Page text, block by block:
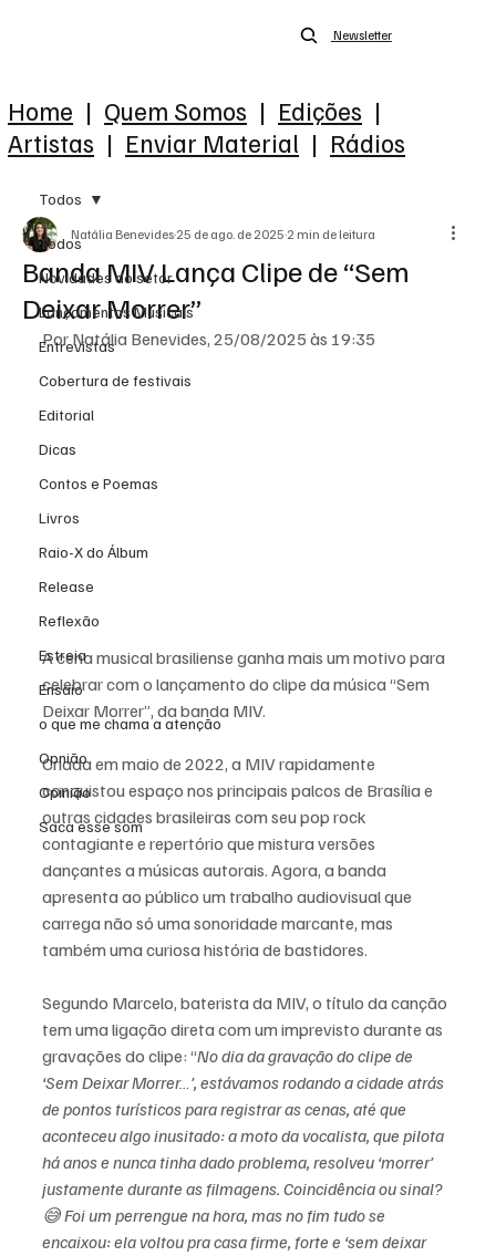
Newsletter
Home | Quem Somos | Edições |
Artistas | Enviar Material | Rádios
Todos
Novidades do setor
Lançamentos Musicais
Entrevistas
Cobertura de festivais
Editorial
Dicas
Contos e Poemas
Livros
Raio-X do Álbum
Release
Reflexão
Estreia
Ensaio
o que me chama a atenção
Opnião
Opinião
Saca esse som
Todos
Banda MIV Lança Clipe de “Sem
Deixar Morrer”
Natália Benevides 25 de ago. de 2025 2 min de leitura
Por Natália Benevides, 25/08/2025 às 19:35
A cena musical brasiliense ganha mais um motivo para
celebrar com o lançamento do clipe da música “Sem
Deixar Morrer”, da banda MIV.
Criada em maio de 2022, a MIV rapidamente
conquistou espaço nos principais palcos de Brasília e
outras cidades brasileiras com seu pop rock
contagiante e repertório que mistura versões
dançantes a músicas autorais. Agora, a banda
apresenta ao público um trabalho audiovisual que
carrega não só uma sonoridade marcante, mas
também uma curiosa história de bastidores.
Segundo Marcelo, baterista da MIV, o título da canção
tem uma ligação direta com um imprevisto durante as
gravações do clipe: “No dia da gravação do clipe de
‘Sem Deixar Morrer…’, estávamos rodando a cidade atrás
de pontos turísticos para registrar as cenas, até que
aconteceu algo inusitado: a moto da vocalista, que pilota
há anos e nunca tinha dado problema, resolveu ‘morrer’
justamente durante as filmagens. Coincidência ou sinal?
😅 Foi um perrengue na hora, mas no fim tudo se
encaixou: ela voltou pra casa firme, forte e ‘sem deixar